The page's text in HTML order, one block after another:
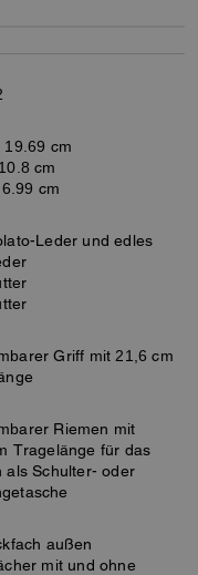
19.69 cm
cm
cm
Leder und edles
Griff mit 21,6 cm
Riemen mit
Tragelänge für das
als Schulter- oder
außen
mit und ohne